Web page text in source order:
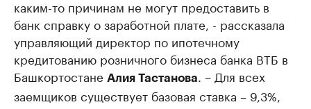
каким-то причинам не могут предоставить в
банк справку о заработной плате, - рассказала
управляющий директор по ипотечному
кредитованию розничного бизнеса банка ВТБ в
Башкортостане Алия Тастанова
. – Для всех
заемщиков существует базовая ставка – 9,3%,